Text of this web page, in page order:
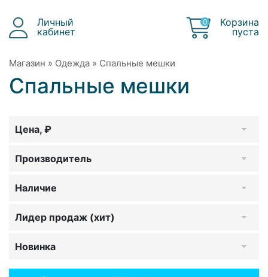
Личный
кабинет
0
Корзина
пуста
Магазин » Одежда » Спальные мешки
Спальные мешки
Цена, ₽
Производитель
Наличие
Лидер продаж (хит)
Новинка